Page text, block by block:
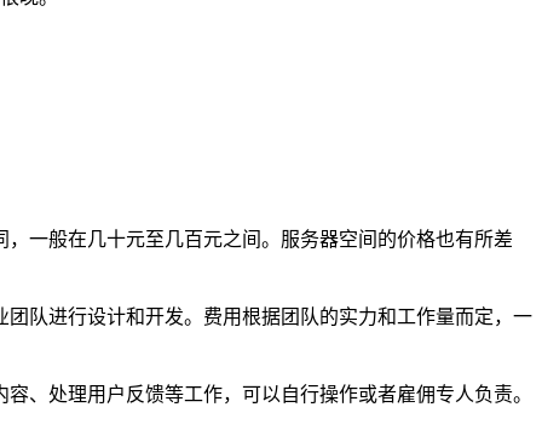
一般在几十元至几百元之间。服务器空间的价格也有所差
队进行设计和开发。费用根据团队的实力和工作量而定，一
、处理用户反馈等工作，可以自行操作或者雇佣专人负责。